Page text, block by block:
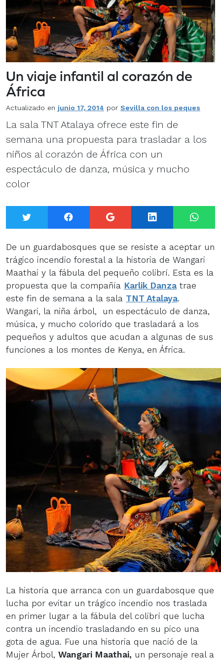
Un viaje infantil al corazón de
África
Actualizado en junio 17, 2014 por Sevilla con los peques
La sala TNT Atalaya ofrece este fin de
semana una propuesta para trasladar a los
niños al corazón de África con un
espectáculo de danza, música y mucho
color
Twitter Facebook Google+ LinkedIn
De un guardabosques que se resiste a aceptar un
trágico incendio forestal a la historia de Wangari
Maathai y la fábula del pequeño colibrí. Esta es la
propuesta que la compañía Karlik Danzatrae
este fin de semana a la sala TNT Atalaya.
Wangari, la niña árbol, un espectáculo de danza,
música, y mucho colorido que trasladará a los
pequeños y adultos que acudan a algunas de sus
funciones a los montes de Kenya, en África.
La historia que arranca con un guardabosque que
lucha por evitar un trágico incendio nos traslada
en primer lugar a la fábula del colibrí que lucha
contra un incendio trasladando en su pico una
gota de agua. Fue una historia que nació de la
Mujer Árbol, Wangari Maathai, un personaje real a